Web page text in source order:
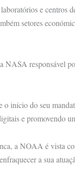
e centros
setores
NASA responsável
o início do seu
e promovendo
a NOAA é vista
a sua